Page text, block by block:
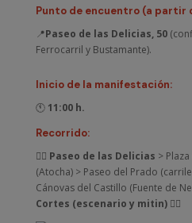
Punto de encuentro (a partir
📍Paseo de las Delicias, 50
Ferrocarril y Bustamante).
Inicio de la manifestación:
🕚 11:00 h.
Recorrido:
🚶‍♀️ Paseo de las Delicias >
(Atocha) > Paseo del Prado
Cánovas del Castillo (Fuente de
Cortes (escenario y mitin)🚶‍♂️